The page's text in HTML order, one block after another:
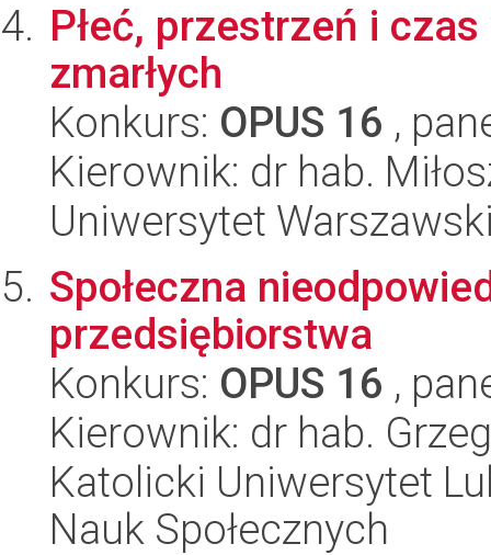
Płeć, przestrzeń i
zmarłych
Konkurs: OPUS 16 ,
Kierownik: dr hab.
Uniwersytet
Społeczna
przedsiębiorstwa
Konkurs: OPUS 16 ,
Kierownik: dr hab.
Katolicki Uniwersytet
Nauk Społecznych